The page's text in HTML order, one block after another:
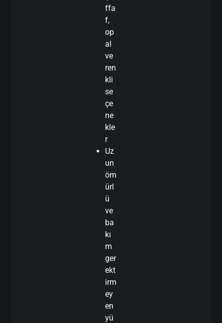
ffa
f,
op
al
ve
ren
kli
se
çe
ne
kle
r
Uz
un
öm
ürl
ü
ve
ba
kı
m
ger
ekt
irm
ey
en
yü